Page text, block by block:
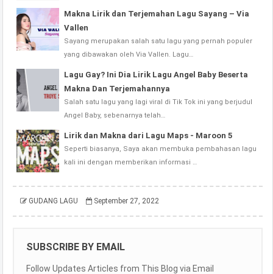
Makna Lirik dan Terjemahan Lagu Sayang – Via
Vallen
Sayang merupakan salah satu lagu yang pernah populer
yang dibawakan oleh Via Vallen. Lagu…
Lagu Gay? Ini Dia Lirik Lagu Angel Baby Beserta
Makna Dan Terjemahannya
Salah satu lagu yang lagi viral di Tik Tok ini yang berjudul
Angel Baby, sebenarnya telah…
Lirik dan Makna dari Lagu Maps - Maroon 5
Seperti biasanya, Saya akan membuka pembahasan lagu
kali ini dengan memberikan informasi …
GUDANG LAGU September 27, 2022
SUBSCRIBE BY EMAIL
Follow Updates Articles from This Blog via Email